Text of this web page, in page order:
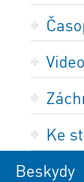
Ke
Beskydy